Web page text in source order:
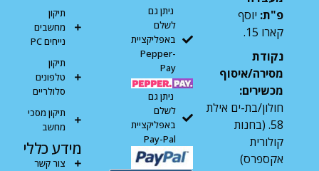
פ"ת: יוסף
קארו 15.
נקודת
מסירה/איסוף
מכשירים:
חולון/בת-ים אילת
58. (בחנות
קולורית
אקספרס)
ניתן גם
לשלם
באפליקציית
Pepper-
Pay
ניתן גם
לשלם
באפליקציית
Pay-Pal
תיקון
מחשבים
נייחים PC
תיקון
טלפונים
סלולריים
תיקון מסכי
מחשב
מידע כללי
צור קשר